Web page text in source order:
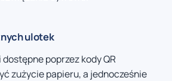
ulotek
poprzez kody QR
zużycie papieru, a jednocześnie